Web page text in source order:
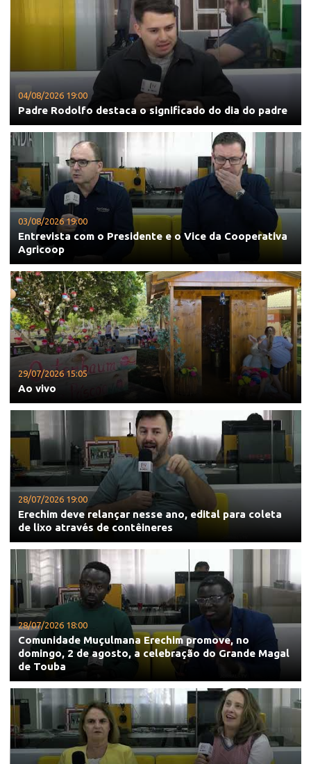
04/08/2026 19:00
Padre Rodolfo destaca o significado do dia do padre
03/08/2026 19:00
Entrevista com o Presidente e o Vice da Cooperativa
Agricoop
29/07/2026 15:05
Ao vivo
28/07/2026 19:00
Erechim deve relançar nesse ano, edital para coleta
de lixo através de contêineres
28/07/2026 18:00
Comunidade Muçulmana Erechim promove, no
domingo, 2 de agosto, a celebração do Grande Magal
de Touba